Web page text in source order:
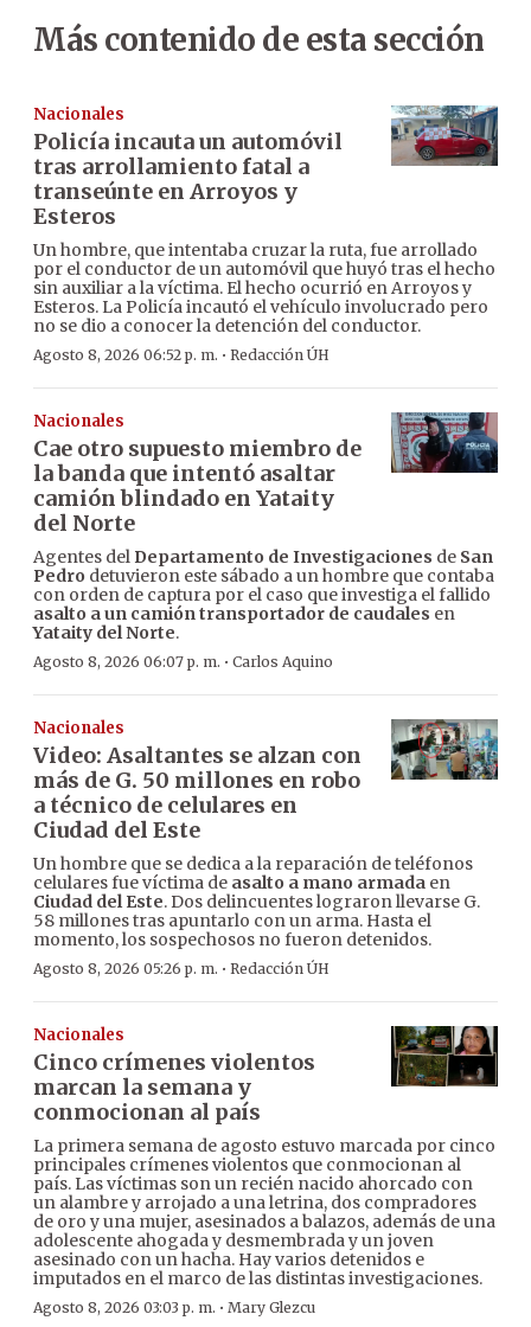
Más contenido de esta sección
Nacionales
Policía incauta un automóvil
tras arrollamiento fatal a
transeúnte en Arroyos y
Esteros
Un hombre, que intentaba cruzar la ruta, fue arrollado
por el conductor de un automóvil que huyó tras el hecho
sin auxiliar a la víctima. El hecho ocurrió en Arroyos y
Esteros. La Policía incautó el vehículo involucrado pero
no se dio a conocer la detención del conductor.
Agosto 8, 2026 06:52 p. m. · Redacción ÚH
Nacionales
Cae otro supuesto miembro de
la banda que intentó asaltar
camión blindado en Yataity
del Norte
Agentes del Departamento de Investigaciones de San
Pedro detuvieron este sábado a un hombre que contaba
con orden de captura por el caso que investiga el fallido
asalto a un camión transportador de caudales en
Yataity del Norte.
Agosto 8, 2026 06:07 p. m. · Carlos Aquino
Nacionales
Video: Asaltantes se alzan con
más de G. 50 millones en robo
a técnico de celulares en
Ciudad del Este
Un hombre que se dedica a la reparación de teléfonos
celulares fue víctima de asalto a mano armada en
Ciudad del Este. Dos delincuentes lograron llevarse G.
58 millones tras apuntarlo con un arma. Hasta el
momento, los sospechosos no fueron detenidos.
Agosto 8, 2026 05:26 p. m. · Redacción ÚH
Nacionales
Cinco crímenes violentos
marcan la semana y
conmocionan al país
La primera semana de agosto estuvo marcada por cinco
principales crímenes violentos que conmocionan al
país. Las víctimas son un recién nacido ahorcado con
un alambre y arrojado a una letrina, dos compradores
de oro y una mujer, asesinados a balazos, además de una
adolescente ahogada y desmembrada y un joven
asesinado con un hacha. Hay varios detenidos e
imputados en el marco de las distintas investigaciones.
Agosto 8, 2026 03:03 p. m. · Mary Glezcu